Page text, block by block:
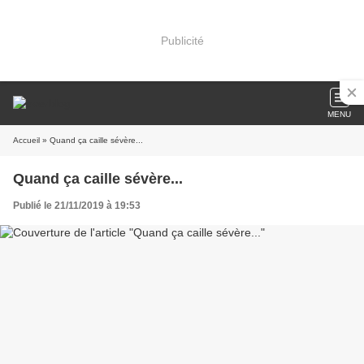
Publicité
MENU
Accueil » Quand ça caille sévère...
Quand ça caille sévère...
Publié le 21/11/2019 à 19:53